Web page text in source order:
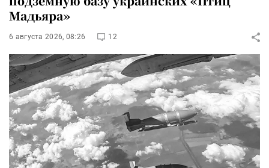
Мадьяра»
6 августа 2026, 08:26 12